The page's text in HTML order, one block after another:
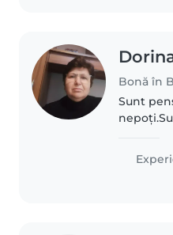
Bonă în
Sunt
pentru
6
copii și